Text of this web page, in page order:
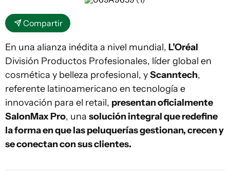
Compartir
En una alianza inédita a nivel mundial, L’Oréal
División Productos Profesionales, líder global en
cosmética y belleza profesional, yScanntech,
referente latinoamericano en tecnología e
innovación para el retail, presentan oficialmente
SalonMax Pro, una solución integral que redefine
la forma en que las peluquerías gestionan, crecen y
se conectan con sus clientes.